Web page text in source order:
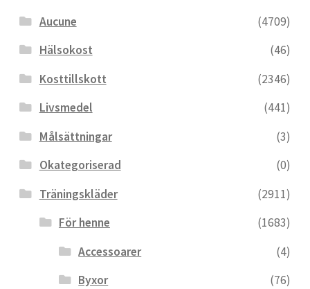
Aucune
(4709)
Hälsokost
(46)
Kosttillskott
(2346)
Livsmedel
(441)
Målsättningar
(3)
Okategoriserad
(0)
Träningskläder
(2911)
För henne
(1683)
Accessoarer
(4)
Byxor
(76)